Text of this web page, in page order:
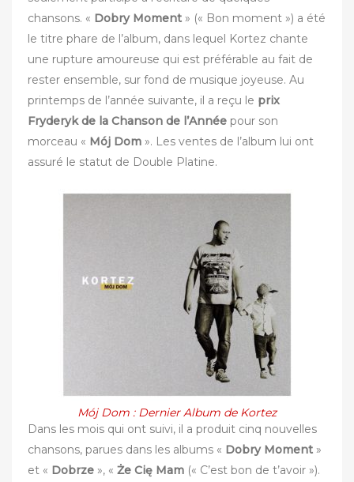
chansons. « Dobry Moment » (« Bon moment ») a été
le titre phare de l’album, dans lequel Kortez chante
une rupture amoureuse qui est préférable au fait de
rester ensemble, sur fond de musique joyeuse. Au
printemps de l’année suivante, il a reçu le prix
Fryderyk de la Chanson de l’Année pour son
morceau « Mój Dom ». Les ventes de l’album lui ont
assuré le statut de Double Platine.
Mój Dom : Dernier Album de Kortez
Dans les mois qui ont suivi, il a produit cinq nouvelles
chansons, parues dans les albums « Dobry Moment »
et « Dobrze », « Że Cię Mam (« C’est bon de t’avoir »).